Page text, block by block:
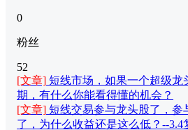
0
粉丝
52
[文章] 短线市场，如果一个超级龙
期，有什么你能看得懂的机会？
[文章] 短线交易参与龙头股了，参
了，为什么收益还是这么低？--3.4